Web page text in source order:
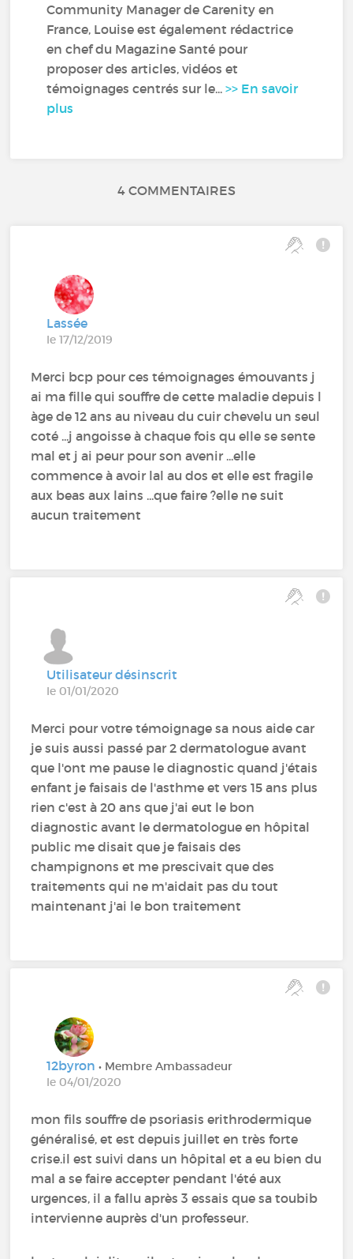
Community Manager de Carenity en
France, Louise est également rédactrice
en chef du Magazine Santé pour
proposer des articles, vidéos et
témoignages centrés sur le...>> En savoir
plus
4 COMMENTAIRES
Lassée
le 17/12/2019
Merci bcp pour ces témoignages émouvants j
ai ma fille qui souffre de cette maladie depuis l
àge de 12 ans au niveau du cuir chevelu un seul
coté ...j angoisse à chaque fois qu elle se sente
mal et j ai peur pour son avenir ...elle
commence à avoir lal au dos et elle est fragile
aux beas aux lains ...que faire ?elle ne suit
aucun traitement
Utilisateur désinscrit
le 01/01/2020
Merci pour votre témoignage sa nous aide car
je suis aussi passé par 2 dermatologue avant
que l'ont me pause le diagnostic quand j'étais
enfant je faisais de l'asthme et vers 15 ans plus
rien c'est à 20 ans que j'ai eut le bon
diagnostic avant le dermatologue en hôpital
public me disait que je faisais des
champignons et me prescivait que des
traitements qui ne m'aidait pas du tout
maintenant j'ai le bon traitement
12byron• Membre Ambassadeur
le 04/01/2020
mon fils souffre de psoriasis erithrodermique
généralisé, et est depuis juillet en très forte
crise.il est suivi dans un hôpital et a eu bien du
mal a se faire accepter pendant l'été aux
urgences, il a fallu après 3 essais que sa toubib
intervienne auprès d'un professeur.